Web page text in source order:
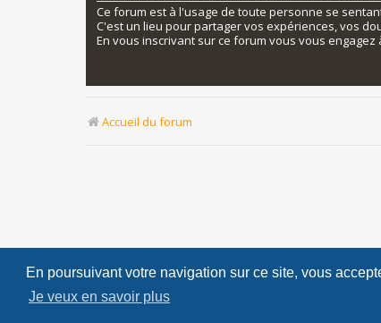
En poursuivant votre navigation sur ce site, vous
Je veux en savoir plus
Ce forum est à l'usage de toute personne se
C'est un lieu pour partager vos expériences, vos
En vous inscrivant sur ce forum vous vous engagez
Accueil du forum